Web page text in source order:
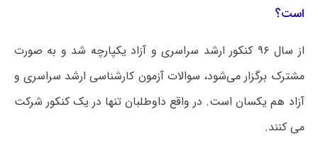
است؟
از سال ۹۶ کنکور ارشد سراسری و آزاد یکپارچه شد و به صورت
مشترک برگزار می‌شود، سوالات آزمون کارشناسی ارشد سراسری و
آزاد هم یکسان است. در واقع داوطلبان تنها در یک کنکور شرکت
می کنند.